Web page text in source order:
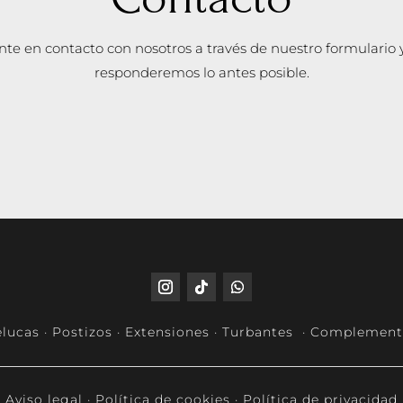
en contacto con nosotros a través de nuestro formulario
responderemos lo antes posible.
· Postizos · Extensiones · Turbantes ·
Aviso legal · Política de cookies · Política de privacidad